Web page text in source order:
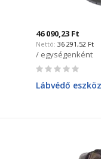
46 090,23 Ft
36 291,52 Ft
/ egységenként
Rating:
Lábvédő